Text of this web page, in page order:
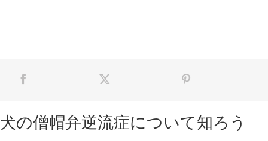
犬の僧帽弁逆流症について知ろう